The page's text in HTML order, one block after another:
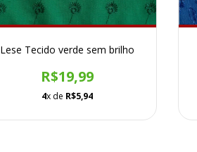
Lese Tecido verde sem brilho
R$19,99
4x de R$5,94